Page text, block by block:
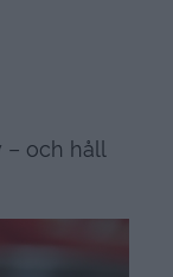
och håll